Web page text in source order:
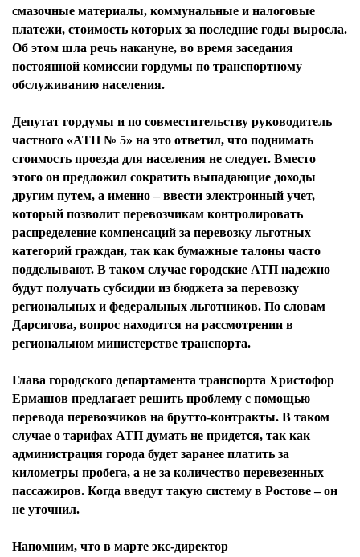
смазочные материалы, коммунальные и налоговые
платежи, стоимость которых за последние годы выросла.
Об этом шла речь накануне, во время заседания
постоянной комиссии гордумы по транспортному
обслуживанию населения.
Депутат гордумы и по совместительству руководитель
частного «АТП № 5» на это ответил, что поднимать
стоимость проезда для населения не следует. Вместо
этого он предложил сократить выпадающие доходы
другим путем, а именно – ввести электронный учет,
который позволит перевозчикам контролировать
распределение компенсаций за перевозку льготных
категорий граждан, так как бумажные талоны часто
подделывают. В таком случае городские АТП надежно
будут получать субсидии из бюджета за перевозку
региональных и федеральных льготников. По словам
Дарсигова, вопрос находится на рассмотрении в
региональном министерстве транспорта.
Глава городского департамента транспорта Христофор
Ермашов предлагает решить проблему с помощью
перевода перевозчиков на брутто-контракты. В таком
случае о тарифах АТП думать не придется, так как
администрация города будет заранее платить за
километры пробега, а не за количество перевезенных
пассажиров. Когда введут такую систему в Ростове – он
не уточнил.
Напомним, что в марте экс-директор